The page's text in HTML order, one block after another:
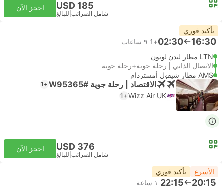
USD 185
شامل الضرائب للبالغ
احجز الآن
تأكيد فوري
16:30
02:30
+1
٩ ساعات
LTN مطار لندن لوتون
الاتصال الذاتي | رحلة جوية+رحلة جوية
AMS مطار شيفول أمستردام
الاقتصاد | رحلة جوية #W95365 +1
Wizz Air UK
+1
USD 376
شامل الضرائب للبالغ
احجز الآن
الأسرع تأكيد فوري
20:15
22:15 ١ ساعة